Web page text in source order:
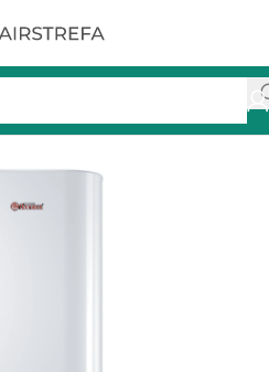
30 l, Thermex IF 30 Smart